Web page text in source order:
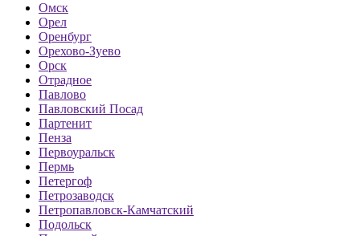
Омск
Орел
Оренбург
Орехово-Зуево
Орск
Отрадное
Павлово
Павловский Посад
Партенит
Пенза
Первоуральск
Пермь
Петергоф
Петрозаводск
Петропавловск-Камчатский
Подольск